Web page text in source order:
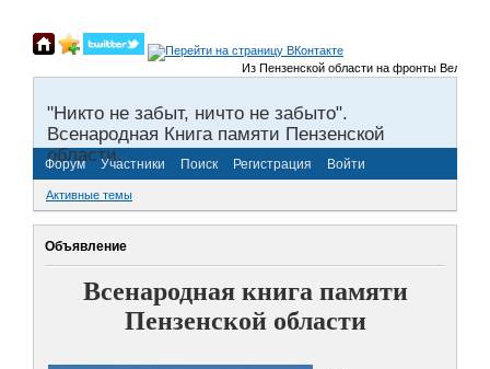
Из Пензенской области на фронты Великой
"Никто не забыт, ничто не забыто".
Всенародная Книга памяти Пензенской
области.
Форум Участники Поиск Регистрация Войти
Активные темы
Объявление
Всенародная книга памяти
Пензенской области